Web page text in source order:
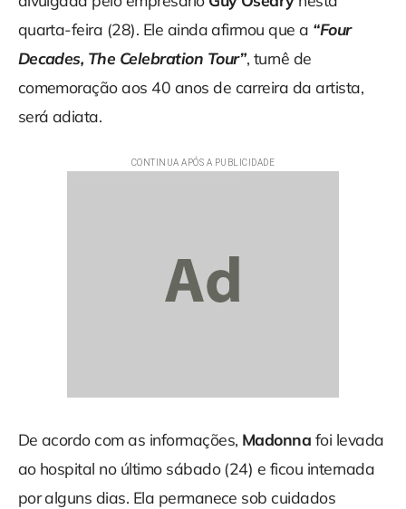
quarta-feira (28). Ele ainda afirmou que a “Four
Decades, The Celebration Tour”, turnê de
comemoração aos 40 anos de carreira da artista,
será adiata.
De acordo com as informações, Madonna foi levada
ao hospital no último sábado (24) e ficou internada
por alguns dias. Ela permanece sob cuidados